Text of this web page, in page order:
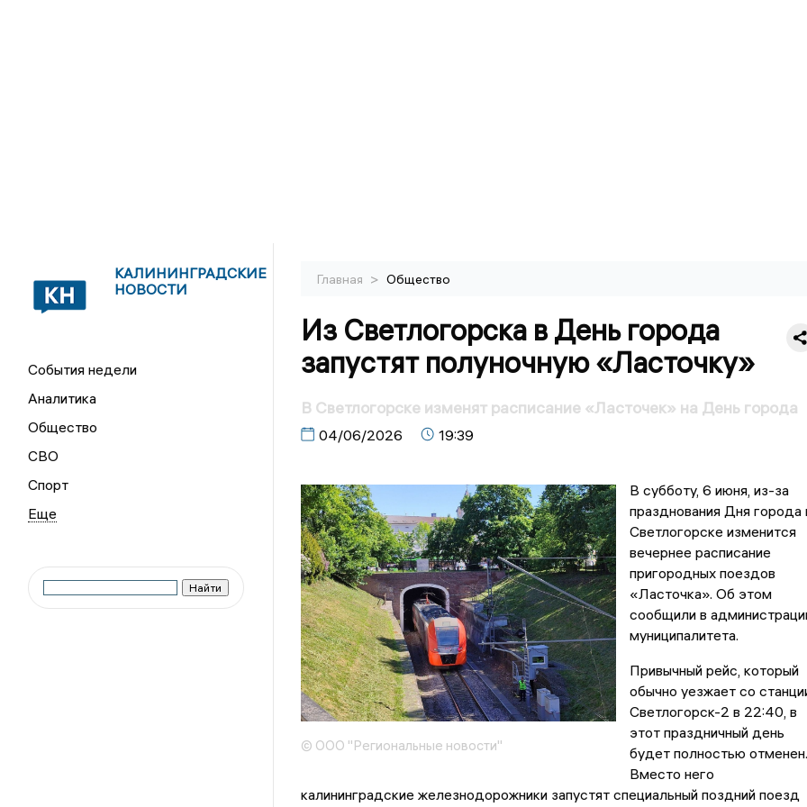
КАЛИНИНГРАДСКИЕ
НОВОСТИ
События недели
Аналитика
Общество
СВО
Спорт
Главная > Общество
Из Светлогорска в День города
запустят полуночную «Ласточку»
В Светлогорске изменят расписание «Ласточек» на День города
04/06/2026 19:39
© ООО "Региональные новости"
В субботу, 6 июня, из-за
празднования Дня города
Светлогорске изменится
вечернее расписание
пригородных поездов
«Ласточка». Об этом
сообщили в
муниципалитета.
Привычный рейс, который
обычно уезжает со
Светлогорск-2 в 22:40, в
этот праздничный день
будет полностью отменен.
Вместо него
калининградские железнодорожники запустят специальный поздний поезд